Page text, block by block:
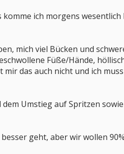
ich morgens
mich viel Bücken und
Füße/Hände,
mir das auch nicht und ich
Umstieg auf Spritzen
geht, aber wir wollen